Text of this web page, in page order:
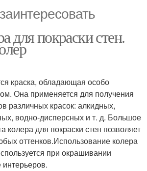
для покраски стен.
краска, обладающая особо
Она применяется для получения
различных красок: алкидных,
водно-дисперсных и т. д. Большое
колера для покраски стен позволяет
оттенков.Использование колера
при окрашивании